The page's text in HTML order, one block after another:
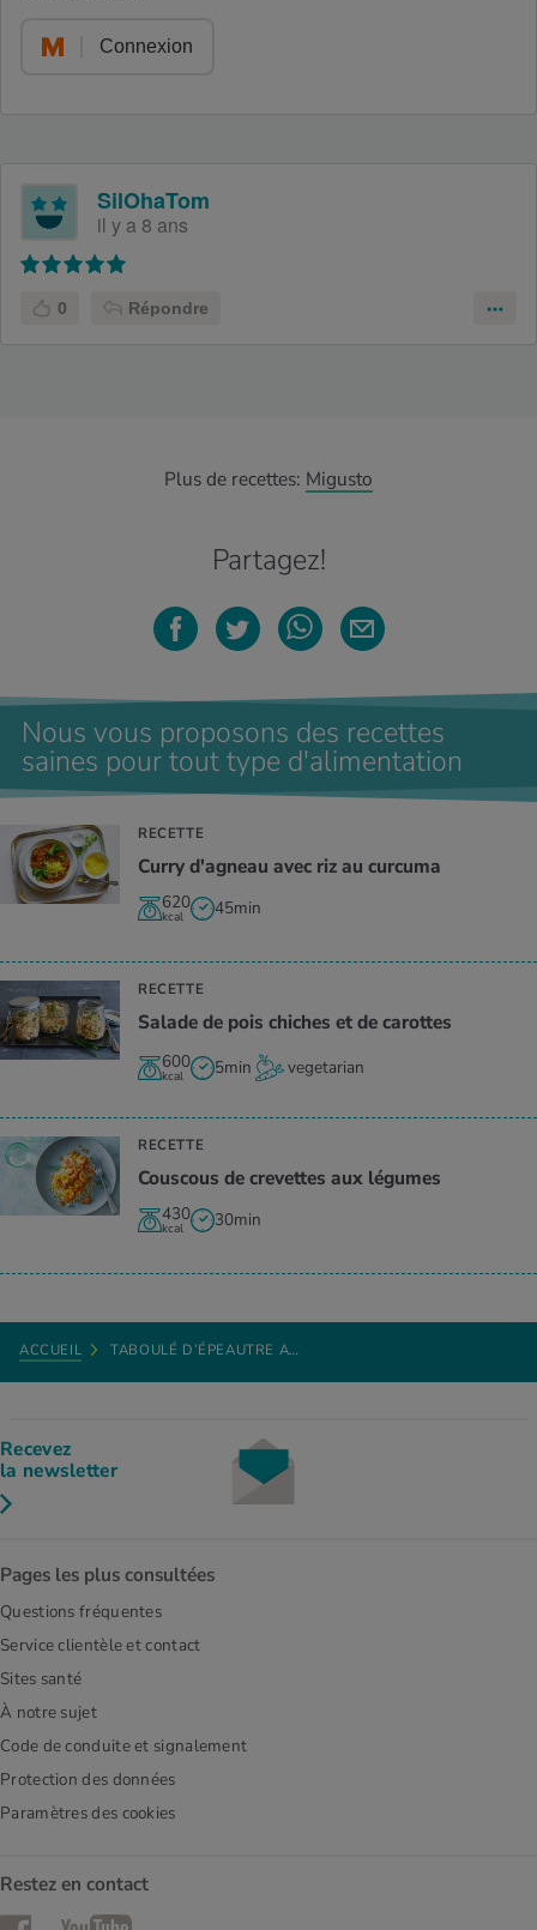
Connexion
SilOhaTom
il y a 8 ans
0 Répondre
Plus de recettes: Migusto
Partagez!
Nous vous proposons des recettes
saines pour tout type d'alimentation
RECETTE
Curry d'agneau avec riz au curcuma
620
kcal 45min
RECETTE
Salade de pois chiches et de carottes
600
kcal 5min vegetarian
RECETTE
Couscous de crevettes aux légumes
430
kcal 30min
ACCUEIL TABOULÉ D’ÉPEAUTRE A…
Recevez
la newsletter
Pages les plus consultées
Questions fréquentes
Service clientèle et contact
Sites santé
À notre sujet
Code de conduite et signalement
Protection des données
Paramètres des cookies
Restez en contact
FacebookYouTube